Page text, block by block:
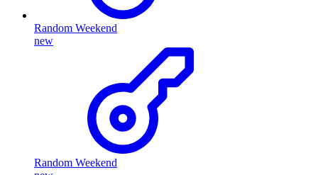
Random Weekend
new
Random Weekend